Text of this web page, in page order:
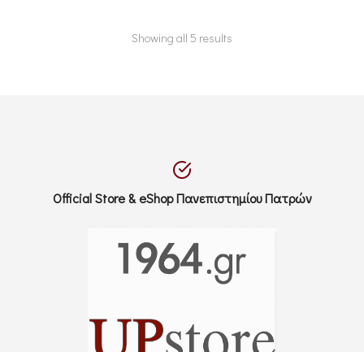
Showing all 5 results
Official Store & eShop Πανεπιστημίου Πατρών